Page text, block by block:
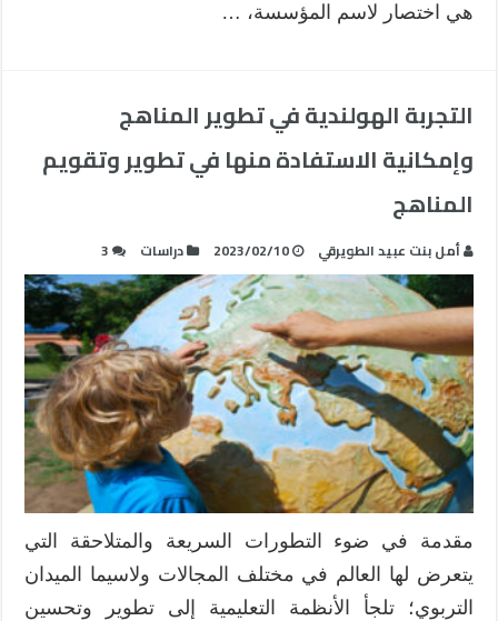
هي اختصار لاسم المؤسسة، …
التجربة الهولندية في تطوير المناهج
وإمكانية الاستفادة منها في تطوير وتقويم
المناهج
أمل بنت عبيد الطويرقي 2023/02/10 دراسات 3
مقدمة في ضوء التطورات السريعة والمتلاحقة التي
يتعرض لها العالم في مختلف المجالات ولاسيما الميدان
التربوي؛ تلجأ الأنظمة التعليمية إلى تطوير وتحسين